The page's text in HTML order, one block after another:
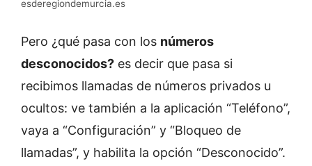
esderegiondemurcia.es
Pero ¿qué pasa con los números
desconocidos? es decir que pasa si
recibimos llamadas de números privados u
ocultos: ve también a la aplicación “Teléfono”,
vaya a “Configuración” y “Bloqueo de
llamadas”, y habilita la opción “Desconocido”.